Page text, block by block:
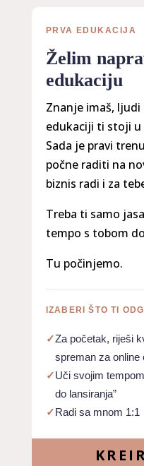
PRVA EDUKACIJA
Želim
edukaciju
Znanje imaš, ljudi
edukaciji ti stoji u
Sada je pravi
počne raditi na
biznis radi i za
Treba ti samo
tempo s tobom
Tu počinjemo.
IZABERI ŠTO TI
✓Za početak, riješi
spreman za online
✓Uči svojim
do lansiranja”
✓Radi sa mnom 1:1